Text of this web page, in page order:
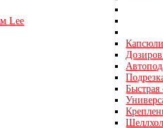
Lee
Быстрая